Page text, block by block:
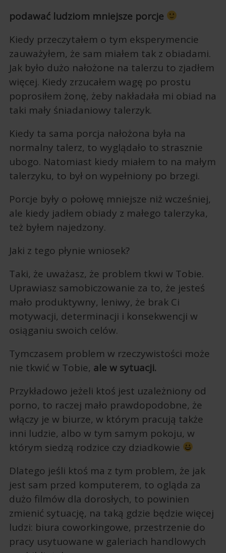
podawać ludziom mniejsze porcje
Kiedy przeczytałem o tym eksperymencie
zauważyłem, że sam miałem tak z obiadami.
Jak było dużo nałożone na talerzu to zjadłem
więcej. Kiedy zrzucałem wagę po prostu
poprosiłem żonę, żeby nakładała mi obiad na
taki mały śniadaniowy talerzyk.
Kiedy ta sama porcja nałożona była na
normalny talerz, to wyglądało to strasznie
ubogo. Natomiast kiedy miałem to na małym
talerzyku, to był on wypełniony po brzegi.
Porcje były o połowę mniejsze niż wcześniej,
ale kiedy jadłem obiady z małego talerzyka,
też byłem najedzony.
Jaki z tego płynie wniosek?
Taki, że uważasz, że problem tkwi w Tobie.
Uprawiasz samobiczowanie za to, że jesteś
mało produktywny, leniwy, że brak Ci
motywacji, determinacji i konsekwencji w
osiąganiu swoich celów.
Tymczasem problem w rzeczywistości może
nie tkwić w Tobie, ale w sytuacji.
Przykładowo jeżeli ktoś jest uzależniony od
porno, to raczej mało prawdopodobne, że
włączy je w biurze, w którym pracują także
inni ludzie, albo w tym samym pokoju, w
którym siedzą rodzice czy dziadkowie
Dlatego jeśli ktoś ma z tym problem, że jak
jest sam przed komputerem, to ogląda za
dużo filmów dla dorosłych, to powinien
zmienić sytuację, na taką gdzie będzie więcej
ludzi: biura coworkingowe, przestrzenie do
pracy usytuowane w galeriach handlowych